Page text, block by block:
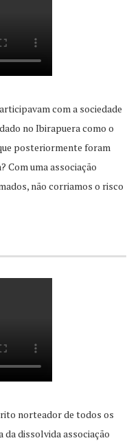
com a sociedade
no Ibirapuera como o
posteriormente foram
Com uma associação
não corriamos o risco
norteador de todos os
dissolvida associação